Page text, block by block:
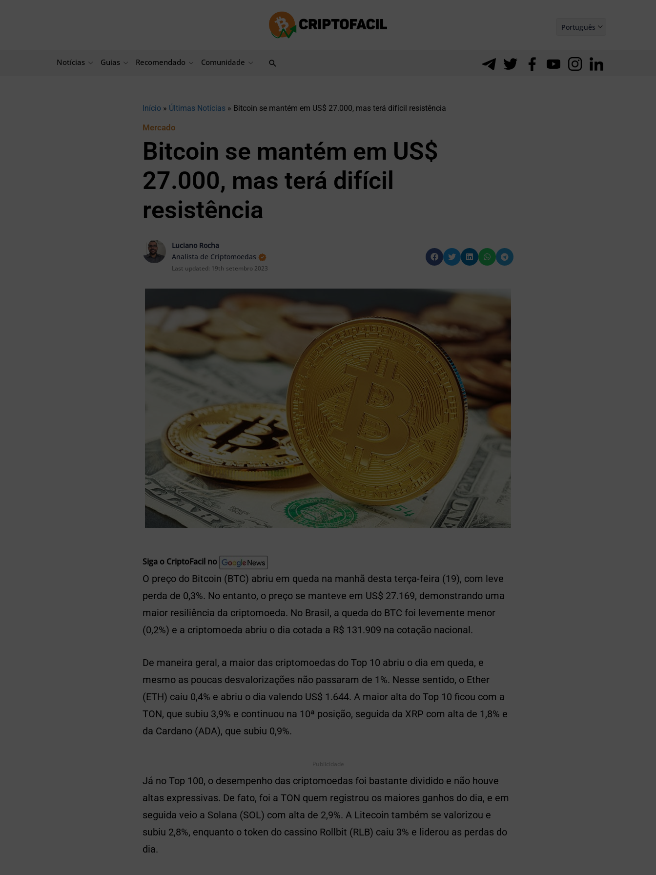
Português
Notícias Guias Recomendado Comunidade Pesquisar
Início » Últimas Notícias » Bitcoin se mantém em US$ 27.000, mas terá difícil resistência
Mercado
Bitcoin se mantém em US$
27.000, mas terá difícil
resistência
Luciano Rocha
Analista de Criptomoedas
Last updated: 19th setembro 2023
Siga o CriptoFacil no
O preço do Bitcoin (BTC) abriu em queda na manhã desta terça-feira (19), com leve
perda de 0,3%. No entanto, o preço se manteve em US$ 27.169, demonstrando uma
maior resiliência da criptomoeda. No Brasil, a queda do BTC foi levemente menor
(0,2%) e a criptomoeda abriu o dia cotada a R$ 131.909 na cotação nacional.
De maneira geral, a maior das criptomoedas do Top 10 abriu o dia em queda, e
mesmo as poucas desvalorizações não passaram de 1%. Nesse sentido, o Ether
(ETH) caiu 0,4% e abriu o dia valendo US$ 1.644. A maior alta do Top 10 ficou com a
TON, que subiu 3,9% e continuou na 10ª posição, seguida da XRP com alta de 1,8% e
da Cardano (ADA), que subiu 0,9%.
Publicidade
Já no Top 100, o desempenho das criptomoedas foi bastante dividido e não houve
altas expressivas. De fato, foi a TON quem registrou os maiores ganhos do dia, e em
seguida veio a Solana (SOL) com alta de 2,9%. A Litecoin também se valorizou e
subiu 2,8%, enquanto o token do cassino Rollbit (RLB) caiu 3% e liderou as perdas do
dia.